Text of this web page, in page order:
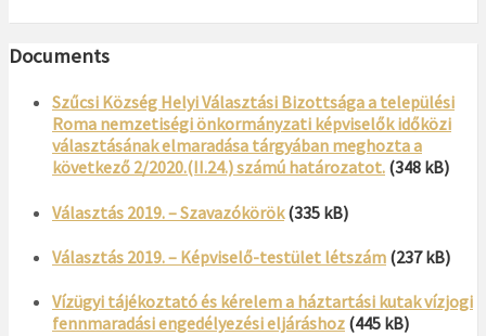
Documents
Szűcsi Község Helyi Választási Bizottsága a települési
Roma nemzetiségi önkormányzati képviselők időközi
választásának elmaradása tárgyában meghozta a
következő 2/2020.(II.24.) számú határozatot. (348 kB)
Választás 2019. – Szavazókörök (335 kB)
Választás 2019. – Képviselő-testület létszám (237 kB)
Vízügyi tájékoztató és kérelem a háztartási kutak vízjogi
fennmaradási engedélyezési eljáráshoz (445 kB)